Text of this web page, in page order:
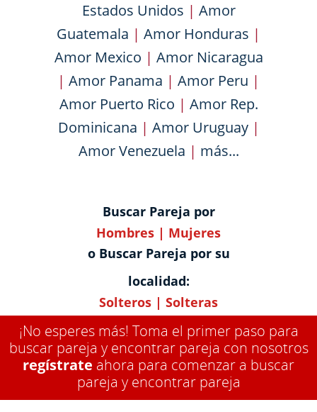
Estados Unidos | Amor
Guatemala | Amor Honduras |
Amor Mexico | Amor Nicaragua
| Amor Panama | Amor Peru |
Amor Puerto Rico | Amor Rep.
Dominicana | Amor Uruguay|
Amor Venezuela | más...
Buscar Pareja por
Hombres | Mujeres
o Buscar Pareja por su
localidad:
Solteros | Solteras
¡No esperes más! Toma el primer paso para
buscar pareja y encontrar pareja con nosotros
regístrate ahora para comenzar a buscar
pareja y encontrar pareja